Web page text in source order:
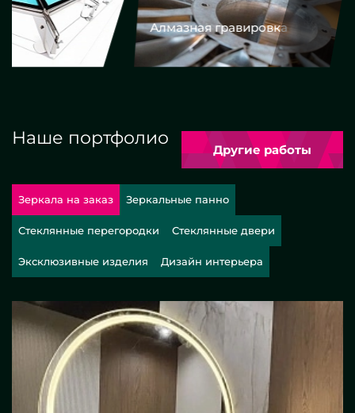
Алмазная гравировка
Наше портфолио
Другие работы
Зеркала на заказ Зеркальные панно
Стеклянные перегородки Стеклянные двери
Эксклюзивные изделия Дизайн интерьера